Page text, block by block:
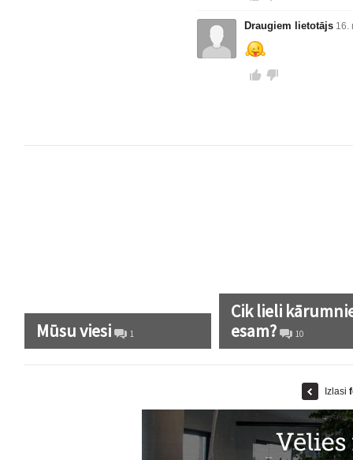
Draugiem lietotājs 16.
Mūsu viesi 1
Cik lieli
esam?
10
Izlasi